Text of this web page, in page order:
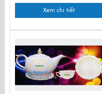
Xem chi tiết